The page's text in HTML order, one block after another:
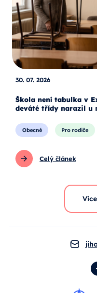
30. 07. 2026
Škola není tabulka v
deváté třídy narazil u
Obecné Pro rodiče
Celý článek